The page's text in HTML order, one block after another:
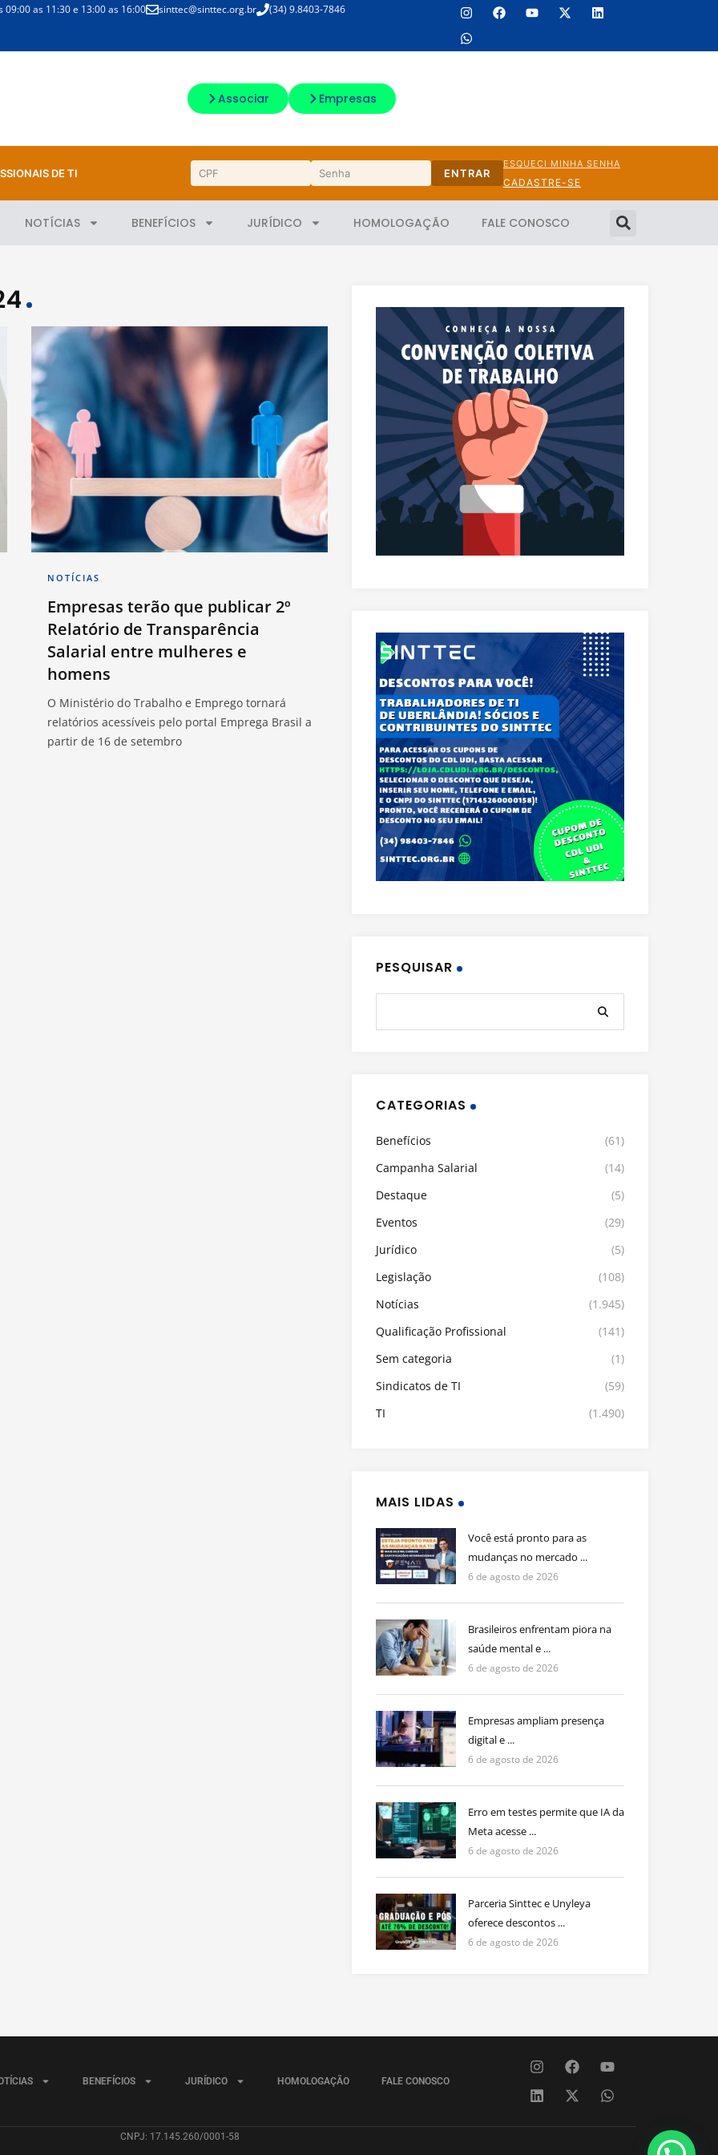
as 11:30 e 13:00 as 16:00 sinttec@sinttec.org.br (34) 9.8403-7846
Associar Empresas
DE TI ENTRAR
ESQUECI MINHA SENHA
CADASTRE-SE
NOTÍCIAS BENEFÍCIOS JURÍDICO HOMOLOGAÇÃO FALE CONOSCO
NOTÍCIAS
Empresas terão que publicar 2º
Relatório de Transparência
Salarial entre mulheres e
homens
O Ministério do Trabalho e Emprego tornará
relatórios acessíveis pelo portal Emprega Brasil a
partir de 16 de setembro
PESQUISAR
CATEGORIAS
Benefícios
(61)
Campanha Salarial
(14)
Destaque
(5)
Eventos
(29)
Jurídico
(5)
Legislação
(108)
Notícias
(1.945)
Qualificação Profissional
(141)
Sem categoria
(1)
Sindicatos de TI
(59)
TI
(1.490)
MAIS LIDAS
Você está pronto para as
mudanças no mercado ...
6 de agosto de 2026
Brasileiros enfrentam piora na
saúde mental e ...
6 de agosto de 2026
Empresas ampliam presença
digital e ...
6 de agosto de 2026
Erro em testes permite que IA da
Meta acesse ...
6 de agosto de 2026
Parceria Sinttec e Unyleya
oferece descontos ...
6 de agosto de 2026
BENEFÍCIOS JURÍDICO HOMOLOGAÇÃO FALE CONOSCO
CNPJ: 17.145.260/0001-58